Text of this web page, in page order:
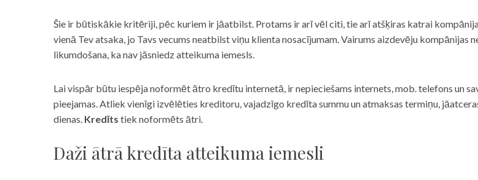
Šie ir būtiskākie kritēriji, pēc kuriem ir jāatbilst. Protams ir arī vēl citi, tie arī atšķiras katrai
vienā Tev atsaka, jo Tavs vecums neatbilst viņu klienta nosacījumam. Vairums aizdevēju
likumdošana, ka nav jāsniedz atteikuma iemesls.
Lai vispār būtu iespēja noformēt ātro kredītu internetā, ir nepieciešams internets, mob. telefons un
pieejamas. Atliek vienīgi izvēlēties kreditoru, vajadzīgo kredīta summu un atmaksas termiņu,
dienas. Kredīts tiek noformēts ātri.
Daži ātrā kredīta atteikuma iemesli